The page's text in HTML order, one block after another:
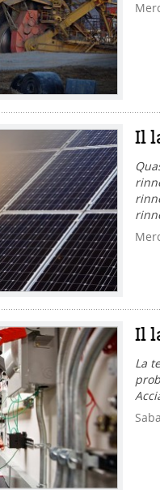
Il
Il
La